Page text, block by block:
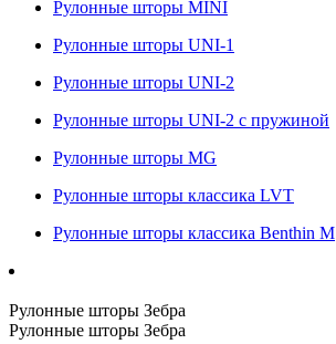
Рулонные шторы MINI
Рулонные шторы UNI-1
Рулонные шторы UNI-2
Рулонные шторы UNI-2 с пружиной
Рулонные шторы MG
Рулонные шторы классика LVT
Рулонные шторы классика Benthin M
Рулонные шторы Зебра
Рулонные шторы Зебра